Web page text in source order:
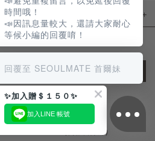
JOIN
/ Mon - Fri(例假日除外)
時間哦！
📣因訊息量較大，還請大家耐心
等候小編的回覆唷！
回覆至 SEOULMATE 首爾妹
✨加入贈＄１５０✨
加入LINE 帳號